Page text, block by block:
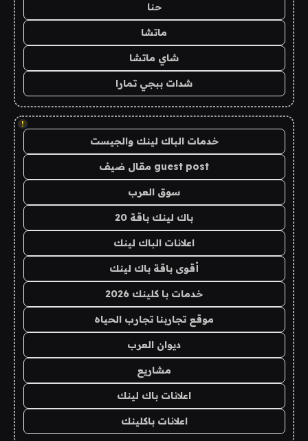
حنا
ماتشا
شاي ماتشا
شدات ببجي تمارا
!
خدمات الباك لينك والجيست
guest post مقال ضيف
سوق العرب
باك لينك باقة 20
اعلانات الباك لينك
أقوى باقة باك لينك
خدمات با كلينك 2026
موقع تجاربنا تجارب الحياه
ديوان العرب
مشاريع
اعلانات باك لينك
اعلانات باكلينك